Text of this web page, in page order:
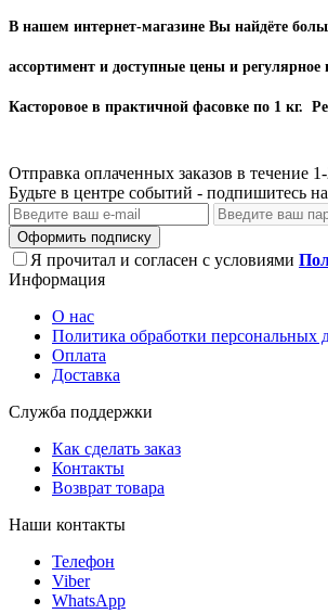
В нашем интернет-магазине Вы найдёте
ассортимент и доступные цены и
Касторовое в практичной фасовке по 1 кг.
Отправка оплаченных заказов в течение
Будьте в центре событий - подпишитесь
Оформить подписку
Я прочитал и согласен с условиями
Информация
О нас
Политика обработки персональных
Оплата
Доставка
Служба поддержки
Как сделать заказ
Контакты
Возврат товара
Наши контакты
Телефон
Viber
WhatsApp